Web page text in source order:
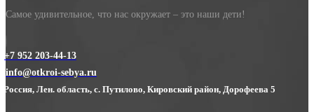
Самое удивительное, что нас окружает – это наши дети!
+7 952 203-44-13
info@otkroi-sebya.ru
Россия, Лен. область, с. Путилово, Кировский район, Дорофеева 5